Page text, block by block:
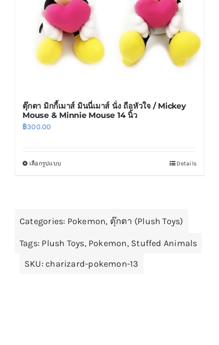
chosen
the
product
page
ตุ๊กตา มิกกี้เมาส์ มินนี่เมาส์ นั่ง ถือหัวใจ / Mickey
Mouse & Minnie Mouse 14 นิ้ว
฿300.00
เลือกรูปแบบ
variants.
options
may
Details
Categories: Pokemon, ตุ๊กตา (Plush Toys)
Tags: Plush Toys, Pokemon, Stuffed Animals
SKU: charizard-pokemon-13